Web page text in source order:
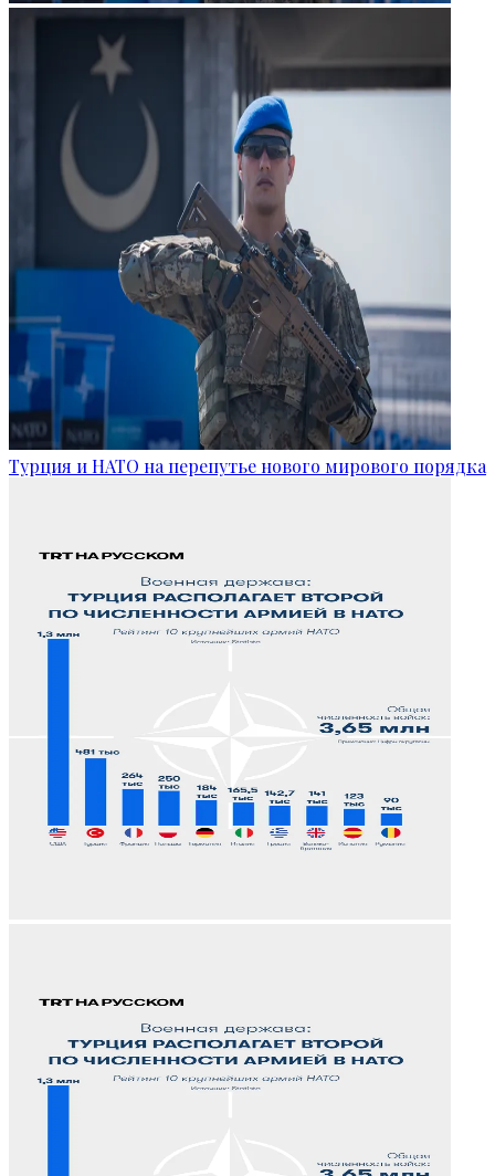
Турция и НАТО на перепутье нового мирового порядка